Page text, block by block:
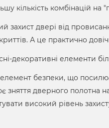
кількість комбінацій на
захист двері від
А це практично
декоративні елементи
безпеки, що
дверного полотна
високий рівень